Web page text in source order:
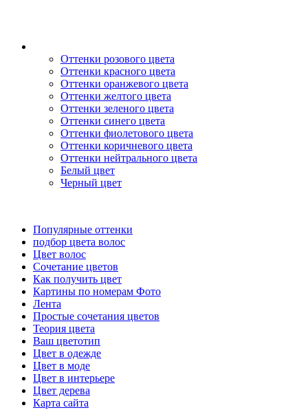
Оттенки розового цвета
Оттенки красного цвета
Оттенки оранжевого цвета
Оттенки желтого цвета
Оттенки зеленого цвета
Оттенки синего цвета
Оттенки фиолетового цвета
Оттенки коричневого цвета
Оттенки нейтрального цвета
Белый цвет
Черный цвет
Популярные оттенки
подбор цвета волос
Цвет волос
Сочетание цветов
Как получить цвет
Картины по номерам Фото
Лента
Простые сочетания цветов
Теория цвета
Ваш цветотип
Цвет в одежде
Цвет в моде
Цвет в интерьере
Цвет дерева
Карта сайта